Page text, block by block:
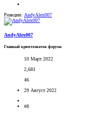
Реакции: AndyAlex007
AndyAlex007
Главный криптознаток форума
10 Март 2022
2,681
46
29 Август 2022
#8